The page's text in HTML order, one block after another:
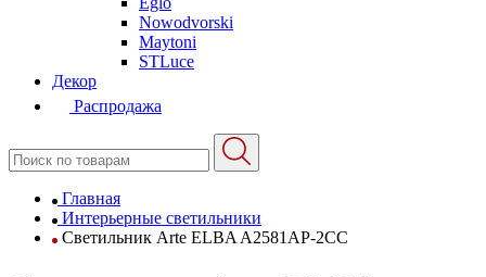
Nowodvorski
Maytoni
STLuce
Декор
Распродажа
Главная
Интерьерные светильники
Светильник Arte ELBA A2581AP-2CC